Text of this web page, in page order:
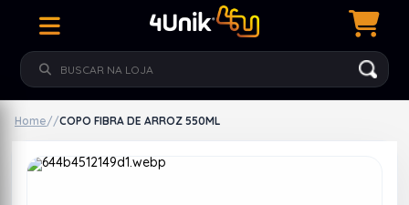
Home//COPO FIBRA DE ARROZ 550ML